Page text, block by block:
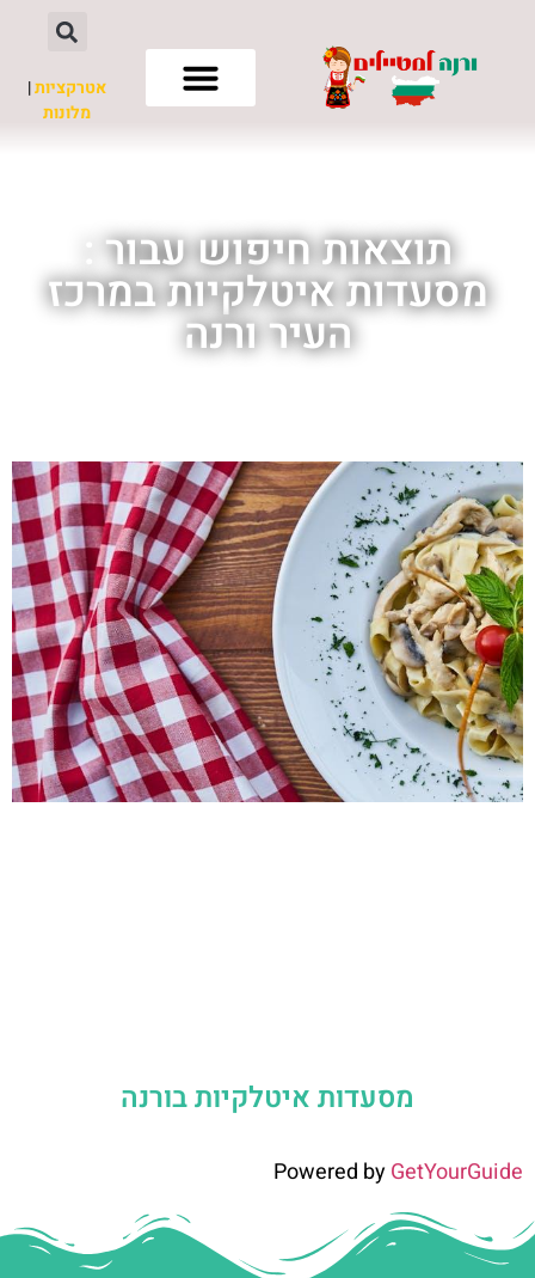
אטרקציות|
מלונות
תוצאות חיפוש עבור :
מסעדות איטלקיות במרכז
העיר ורנה
מסעדות איטלקיות בורנה
Powered byGetYourGuide